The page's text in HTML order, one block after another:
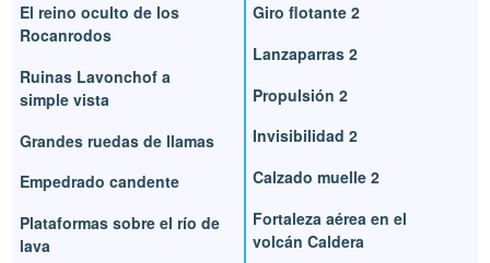
El reino oculto de los
Rocanrodos
Ruinas Lavonchof a
simple vista
Grandes ruedas de llamas
Empedrado candente
Plataformas sobre el río de
lava
Giro flotante 2
Lanzaparras 2
Propulsión 2
Invisibilidad 2
Calzado muelle 2
Fortaleza aérea en el
volcán Caldera